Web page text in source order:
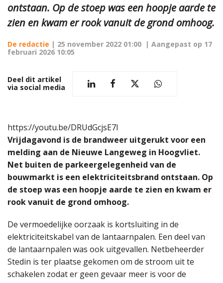
ontstaan. Op de stoep was een hoopje aarde te
zien en kwam er rook vanuit de grond omhoog.
De redactie | 25 november 2022 01:00 | Aangepast op 17
februari 2026 10:05
Deel dit artikel
via social media
https://youtu.be/DRUdGcjsE7I
Vrijdagavond is de brandweer uitgerukt voor een
melding aan de Nieuwe Langeweg in Hoogvliet.
Net buiten de parkeergelegenheid van de
bouwmarkt is een elektriciteitsbrand ontstaan. Op
de stoep was een hoopje aarde te zien en kwam er
rook vanuit de grond omhoog.
De vermoedelijke oorzaak is kortsluiting in de
elektriciteitskabel van de lantaarnpalen. Een deel van
de lantaarnpalen was ook uitgevallen. Netbeheerder
Stedin is ter plaatse gekomen om de stroom uit te
schakelen zodat er geen gevaar meer is voor de